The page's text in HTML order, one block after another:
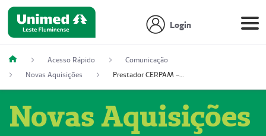
Login
Acesso Rápido
Comunicação
Novas Aquisições
Prestador CERPAM – Centro de Reabilitação S/S Ltda-ME (52004274-8)
Novas Aquisições